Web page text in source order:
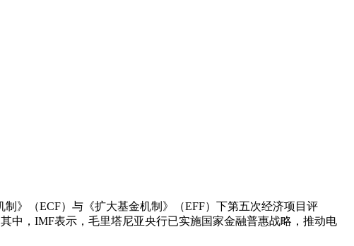
》（ECF）与《扩大基金机制》（EFF）下第五次经济项目评
中，IMF表示，毛里塔尼亚央行已实施国家金融普惠战略，推动电